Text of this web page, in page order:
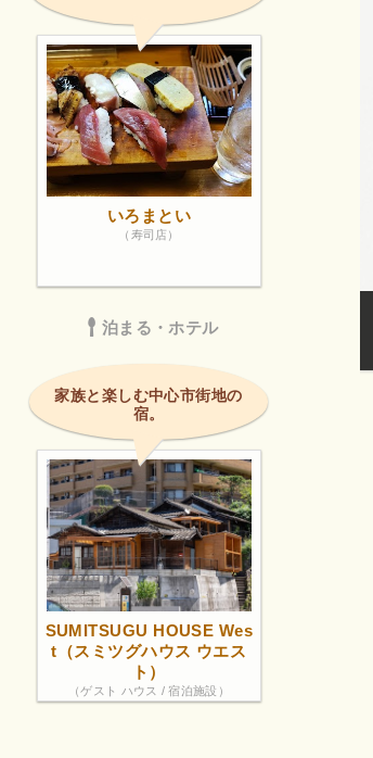
話も盛り上がり弟夫婦も喜んでくれ
いろまとい
（寿司店）
泊まる・ホテル
家族と楽しむ中心市街地の
宿。
SUMITSUGU HOUSE Wes
t（スミツグハウス ウエス
ト）
（ゲスト ハウス / 宿泊施設）